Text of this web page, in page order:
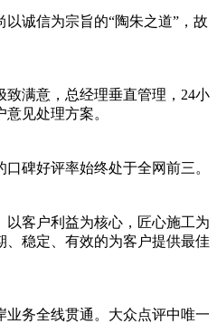
诚信为宗旨的“陶朱之道”，故
满意，总经理垂直管理，24小
见处理方案。
碑好评率始终处于全网前三。
以客户利益为核心，匠心施工为
、稳定、有效的为客户提供最佳
务全线贯通。大众点评中唯一